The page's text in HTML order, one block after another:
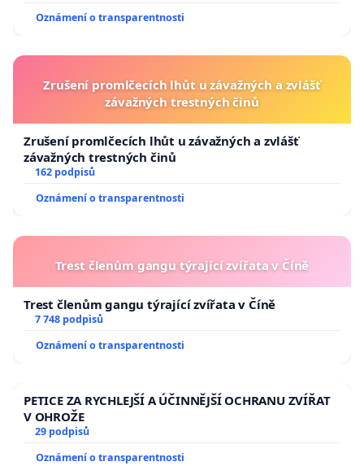
Oznámení o transparentnosti
Zrušení promlčecích lhůt u závažných a zvlášť
závažných trestných činů
Zrušení promlčecích lhůt u závažných a zvlášť
závažných trestných činů
162 podpisů
Oznámení o transparentnosti
Trest členům gangu týrající zvířata v Číně
Trest členům gangu týrající zvířata v Číně
7 748 podpisů
Oznámení o transparentnosti
PETICE ZA RYCHLEJŠÍ A ÚČINNĚJŠÍ OCHRANU ZVÍŘAT
V OHROŽE
29 podpisů
Oznámení o transparentnosti